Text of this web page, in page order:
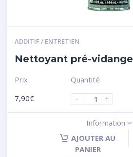
ADDITIF / ENTRETIEN
Nettoyant pré-vidange
Prix
7,90€
Quantité
-
+
Information
AJOUTER AU
PANIER